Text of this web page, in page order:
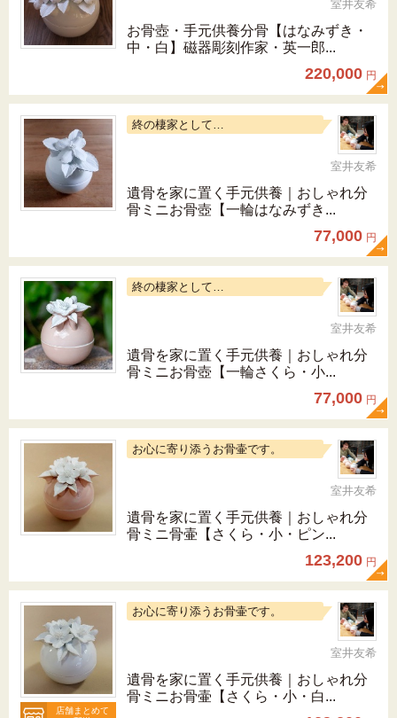
室井友希
お骨壺・手元供養分骨【はなみずき・
中・白】磁器彫刻作家・英一郎...
220,000 円
終の棲家として…
室井友希
遺骨を家に置く手元供養｜おしゃれ分
骨ミニお骨壺【一輪はなみずき...
77,000 円
終の棲家として…
室井友希
遺骨を家に置く手元供養｜おしゃれ分
骨ミニお骨壺【一輪さくら・小...
77,000 円
お心に寄り添うお骨壷です。
室井友希
遺骨を家に置く手元供養｜おしゃれ分
骨ミニ骨壷【さくら・小・ピン...
123,200 円
店舗まとめて
お心に寄り添うお骨壷です。
室井友希
遺骨を家に置く手元供養｜おしゃれ分
骨ミニお骨壷【さくら・小・白...